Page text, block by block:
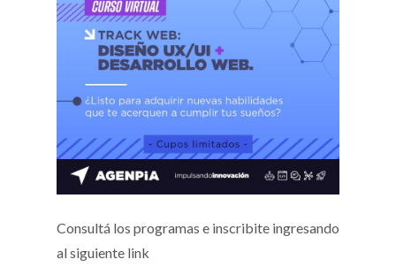
Consultá los programas e inscribite ingresando
al siguiente link